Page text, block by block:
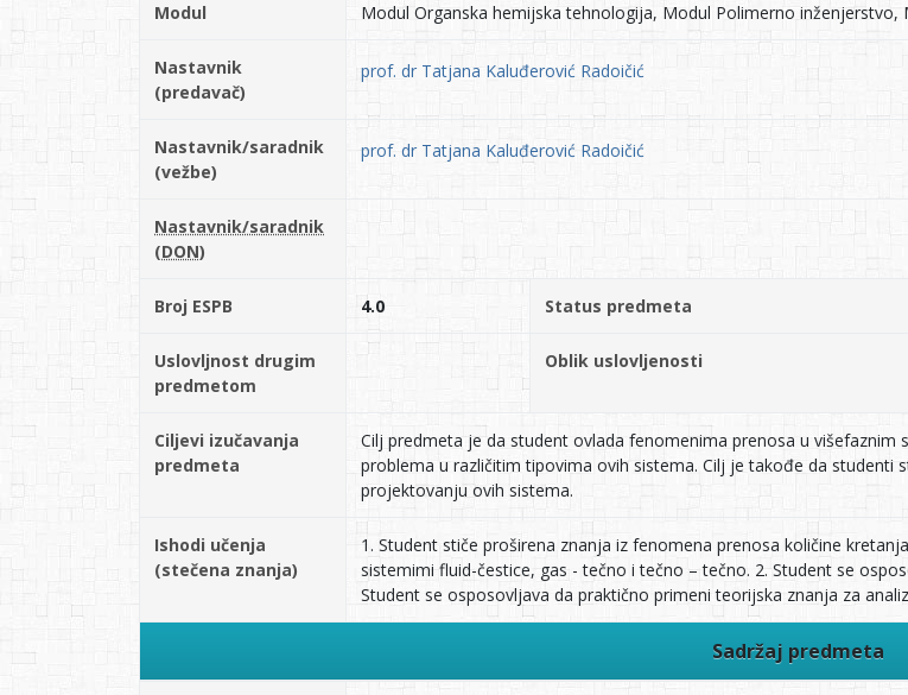
Modul Modul Organska hemijska tehnologija, Modul Polimerno
Nastavnik
(predavač)
prof. dr Tatjana Kaluđerović Radoičić
Nastavnik/saradnik
(vežbe)
prof. dr Tatjana Kaluđerović Radoičić
Nastavnik/saradnik
(DON)
Broj ESPB 4.0 Status predmeta
Uslovljnost drugim
predmetom
Oblik uslovljenosti
Ciljevi izučavanja
predmeta
Cilj predmeta je da student ovlada fenomenima prenosa u
problema u različitim tipovima ovih sistema. Cilj je takođe da studenti
projektovanju ovih sistema.
Ishodi učenja
(stečena znanja)
1. Student stiče proširena znanja iz fenomena prenosa količine
sistemimi fluid-čestice, gas - tečno i tečno – tečno. 2. Student se
Student se osposovljava da praktično primeni teorijska znanja za
Sadržaj predmeta